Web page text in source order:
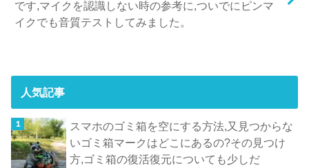
です,マイクを認識しない時の参考に,ついでにピンマ
イクでも音質テストしてみました。
人気記事
スマホのゴミ箱を空にする方法,又見つからな
いゴミ箱マークはどこにあるの?その見つけ
方,ゴミ箱の復活復元についても少しだ